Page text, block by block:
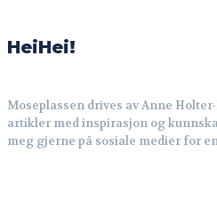
HeiHei!
Moseplassen drives av Anne
artikler med inspirasjon og
meg gjerne på sosiale medier for